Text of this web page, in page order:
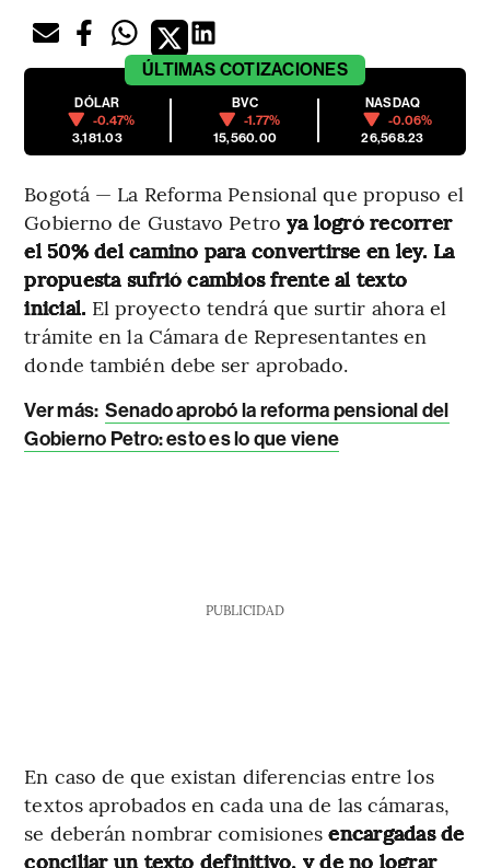
ÚLTIMAS COTIZACIONES
DÓLAR
-0.47%
3,181.03
BVC
-1.77%
15,560.00
NASDAQ
-0.06%
26,568.23
Bogotá — La Reforma Pensional que propuso el
Gobierno de Gustavo Petro ya logró recorrer
el 50% del camino para convertirse en ley. La
propuesta sufrió cambios frente al texto
inicial. El proyecto tendrá que surtir ahora el
trámite en la Cámara de Representantes en
donde también debe ser aprobado.
Ver más: Senado aprobó la reforma pensional del
Gobierno Petro: esto es lo que viene
PUBLICIDAD
En caso de que existan diferencias entre los
textos aprobados en cada una de las cámaras,
se deberán nombrar comisionesencargadas de
conciliar un texto definitivo, y de no lograr